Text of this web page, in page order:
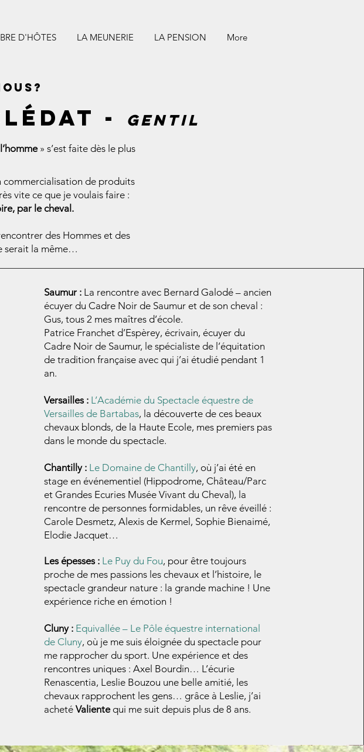
D'HÔTES LA MEUNERIE LA PENSION More
- gentil
» s’est faite dès le plus
commercialisation de produits
vite ce que je voulais faire :
par le cheval.
des Hommes et des
serait la même…
Saumur :La rencontre avec Bernard Galodé – ancien
écuyer du Cadre Noir de Saumur et de son cheval :
Gus, tous 2 mes maîtres d’école.
Patrice Franchet d’Espèrey, écrivain, écuyer du
Cadre Noir de Saumur, le spécialiste de l’équitation
de tradition française avec qui j’ai étudié pendant 1
an.
Versailles : L’Académie du Spectacle équestre de
Versailles de Bartabas, la découverte de ces beaux
chevaux blonds, de la Haute Ecole, mes premiers pas
dans le monde du spectacle.
Chantilly : Le Domaine de Chantilly, où j’ai été en
stage en événementiel (Hippodrome, Château/Parc
et Grandes Ecuries Musée Vivant du Cheval), la
rencontre de personnes formidables, un rêve éveillé :
Carole Desmetz, Alexis de Kermel, Sophie Bienaimé,
Elodie Jacquet…
Les épesses : Le Puy du Fou, pour être toujours
proche de mes passions les chevaux et l’histoire, le
spectacle grandeur nature : la grande machine ! Une
expérience riche en émotion !
Cluny : Equivallée – Le Pôle équestre international
de Cluny, où je me suis éloignée du spectacle pour
me rapprocher du sport. Une expérience et des
rencontres uniques : Axel Bourdin… L’écurie
Renascentia, Leslie Bouzou une belle amitié, les
chevaux rapprochent les gens… grâce à Leslie, j’ai
acheté Valientequi me suit depuis plus de 8 ans.